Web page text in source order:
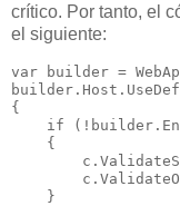
crítico. Por tanto, el
el siguiente:
var builder =
{
if
    {
    }